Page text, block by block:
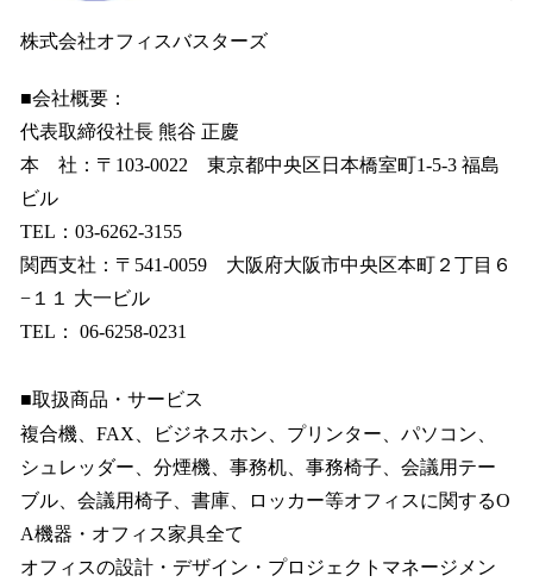
株式会社オフィスバスターズ
■会社概要：
代表取締役社長 熊谷 正慶
本 社：〒103-0022 東京都中央区日本橋室町1-5-3 福島
ビル
TEL：03-6262-3155
関西支社：〒541-0059 大阪府大阪市中央区本町２丁目６
−１１ 大一ビル
TEL： 06-6258-0231
■取扱商品・サービス
複合機、FAX、ビジネスホン、プリンター、パソコン、
シュレッダー、分煙機、事務机、事務椅子、会議用テー
ブル、会議用椅子、書庫、ロッカー等オフィスに関するO
A機器・オフィス家具全て
オフィスの設計・デザイン・プロジェクトマネージメン